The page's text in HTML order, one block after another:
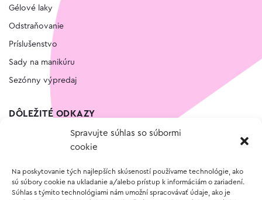
Spravujte súhlas so súbormi
cookie
Na poskytovanie tých najlepších skúseností používame technológie, ako
sú súbory cookie na ukladanie a/alebo prístup k informáciám o zariadení.
Súhlas s týmito technológiami nám umožní spracovávať údaje, ako je
Gélové laky
Odstraňovanie
Príslušenstvo
Sady na manikúru
Sezónny výpredaj
DÔLEŽITÉ ODKAZY
Vernostný program